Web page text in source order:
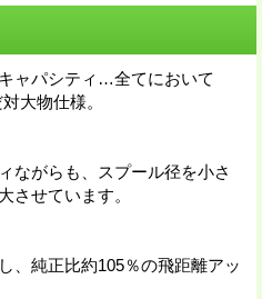
ャパシティ…全てにおいて
大物仕様。
ながらも、スプール径を小さ
させています。
、純正比約105％の飛距離アッ